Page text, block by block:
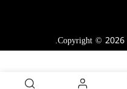
Copyright © 2026